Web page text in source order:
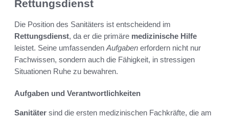
Rettungsdienst
Die Position des Sanitäters ist entscheidend im
Rettungsdienst, da er die primäre medizinische Hilfe
leistet. Seine umfassenden Aufgaben erfordern nicht nur
Fachwissen, sondern auch die Fähigkeit, in stressigen
Situationen Ruhe zu bewahren.
Aufgaben und Verantwortlichkeiten
Sanitäter sind die ersten medizinischen Fachkräfte, die am